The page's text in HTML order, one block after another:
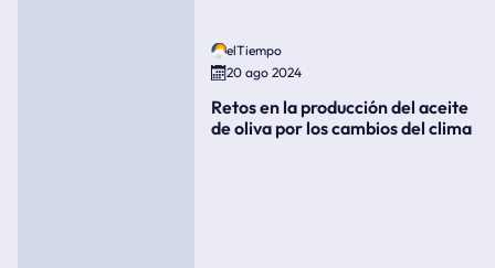
elTiempo
20 ago 2024
Retos en la producción del aceite
de oliva por los cambios del clima